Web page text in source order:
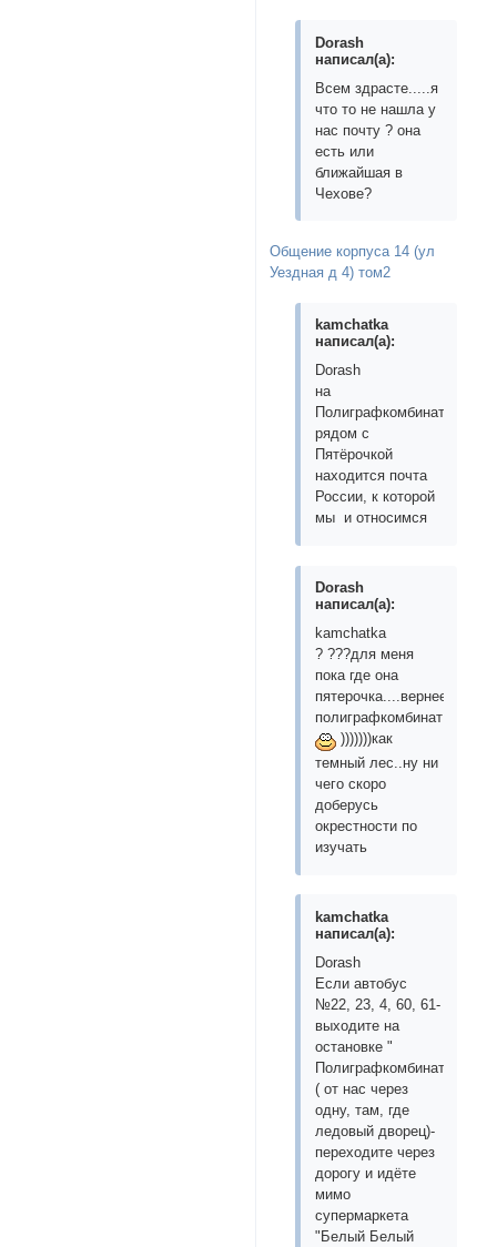
Dorash
написал(а):
Всем здрасте.....я
что то не нашла у
нас почту ? она
есть или
ближайшая в
Чехове?
Общение корпуса 14 (ул
Уездная д 4) том2
kamchatka
написал(а):
Dorash
на
Полиграфкомбинате,
рядом с
Пятёрочкой
находится почта
России, к которой
мы и относимся
Dorash
написал(а):
kamchatka
? ???для меня
пока где она
пятерочка....вернее
полиграфкомбинат
)))))))как
темный лес..ну ни
чего скоро
доберусь
окрестности по
изучать
kamchatka
написал(а):
Dorash
Если автобус
№22, 23, 4, 60, 61-
выходите на
остановке "
Полиграфкомбинат"
( от нас через
одну, там, где
ледовый дворец)-
переходите через
дорогу и идёте
мимо
супермаркета
"Белый Белый